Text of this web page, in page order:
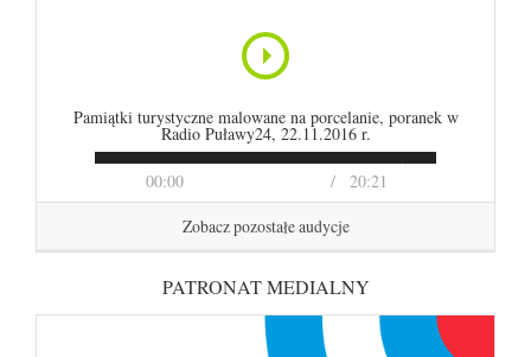
00:00 20:21
Pamiątki turystyczne malowane na porcelanie, poranek w
Radio Puławy24, 22.11.2016 r.
Zobacz pozostałe audycje
PATRONAT MEDIALNY